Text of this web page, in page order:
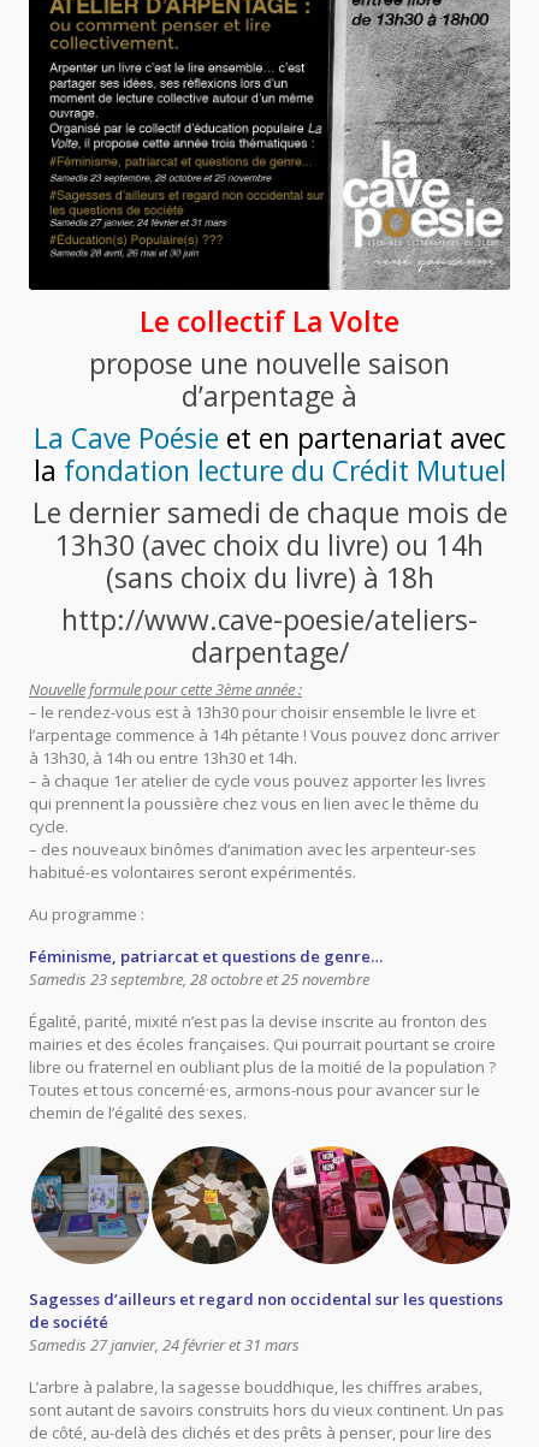
Le collectif La Volte
propose une nouvelle saison
d’arpentage à
La Cave Poésie et en partenariat avec
la fondation lecture du Crédit Mutuel
Le dernier samedi de chaque mois de
13h30 (avec choix du livre) ou 14h
(sans choix du livre) à 18h
http://www.cave-poesie/ateliers-
darpentage/
Nouvelle formule pour cette 3ème année :
– le rendez-vous est à 13h30 pour choisir ensemble le livre et
l’arpentage commence à 14h pétante ! Vous pouvez donc arriver
à 13h30, à 14h ou entre 13h30 et 14h.
– à chaque 1er atelier de cycle vous pouvez apporter les livres
qui prennent la poussière chez vous en lien avec le thème du
cycle.
– des nouveaux binômes d’animation avec les arpenteur-ses
habitué-es volontaires seront expérimentés.
Au programme :
Féminisme, patriarcat et questions de genre…
Samedis 23 septembre, 28 octobre et 25 novembre
Égalité, parité, mixité n’est pas la devise inscrite au fronton des
mairies et des écoles françaises. Qui pourrait pourtant se croire
libre ou fraternel en oubliant plus de la moitié de la population ?
Toutes et tous concerné·es, armons-nous pour avancer sur le
chemin de l’égalité des sexes.
Sagesses d’ailleurs et regard non occidental sur les questions
de société
Samedis 27 janvier, 24 février et 31 mars
L’arbre à palabre, la sagesse bouddhique, les chiffres arabes,
sont autant de savoirs construits hors du vieux continent. Un pas
de côté, au-delà des clichés et des prêts à penser, pour lire des